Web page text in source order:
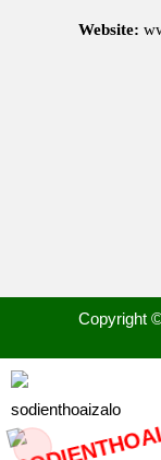
Website:
Copyright